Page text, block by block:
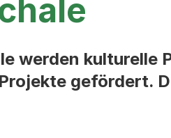
werden kulturelle
gefördert.